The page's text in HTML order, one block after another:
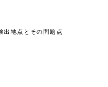
出地点とその問題点